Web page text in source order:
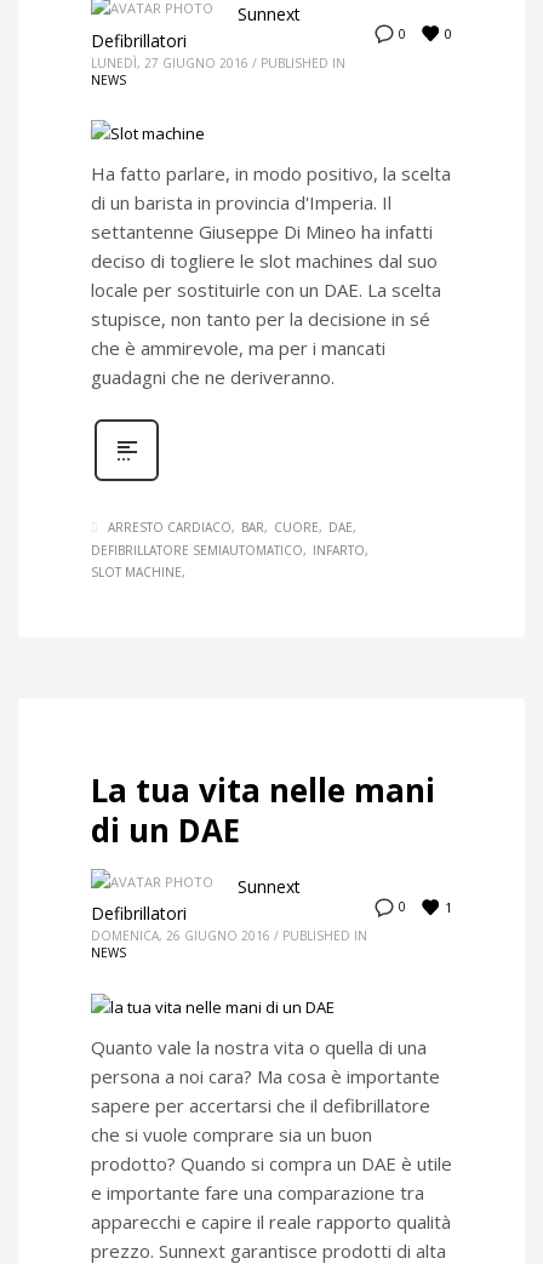
0 0
Sunnext
Defibrillatori
LUNEDÌ, 27 GIUGNO 2016 / PUBLISHED IN
NEWS
Ha fatto parlare, in modo positivo, la scelta
di un barista in provincia d'Imperia. Il
settantenne Giuseppe Di Mineo ha infatti
deciso di togliere le slot machines dal suo
locale per sostituirle con un DAE. La scelta
stupisce, non tanto per la decisione in sé
che è ammirevole, ma per i mancati
guadagni che ne deriveranno.
ARRESTO CARDIACO BAR CUORE
DAE
DEFIBRILLATORE SEMIAUTOMATICO
INFARTO
SLOT MACHINE
La tua vita nelle mani
di un DAE
0 1
Sunnext
Defibrillatori
DOMENICA, 26 GIUGNO 2016 / PUBLISHED IN
NEWS
Quanto vale la nostra vita o quella di una
persona a noi cara? Ma cosa è importante
sapere per accertarsi che il defibrillatore
che si vuole comprare sia un buon
prodotto? Quando si compra un DAE è utile
e importante fare una comparazione tra
apparecchi e capire il reale rapporto qualità
prezzo. Sunnext garantisce prodotti di alta